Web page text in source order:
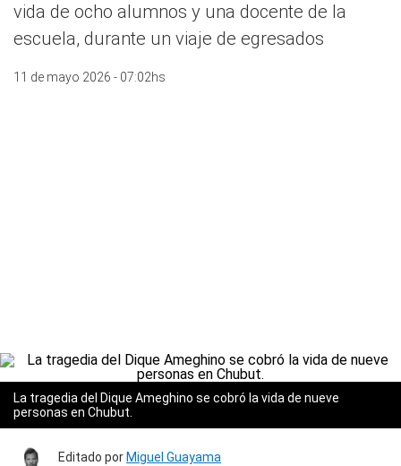
vida de ocho alumnos y una docente de la
escuela, durante un viaje de egresados
11 de mayo 2026 - 07:02hs
La tragedia del Dique Ameghino se cobró la vida de nueve
personas en Chubut.
Editado porMiguel Guayama